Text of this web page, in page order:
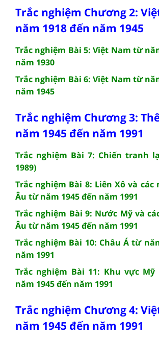
Trắc nghiệm Chương 2:
năm 1918 đến năm 1945
Trắc nghiệm Bài 5: Việt Nam từ
năm 1930
Trắc nghiệm Bài 6: Việt Nam từ
năm 1945
Trắc nghiệm Chương 3:
năm 1945 đến năm 1991
Trắc nghiệm Bài 7: Chiến tranh
1989)
Trắc nghiệm Bài 8: Liên Xô và các
Âu từ năm 1945 đến năm 1991
Trắc nghiệm Bài 9: Nước Mỹ và
Âu từ năm 1945 đến năm 1991
Trắc nghiệm Bài 10: Châu Á từ
năm 1991
Trắc nghiệm Bài 11: Khu vực
năm 1945 đến năm 1991
Trắc nghiệm Chương 4:
năm 1945 đến năm 1991